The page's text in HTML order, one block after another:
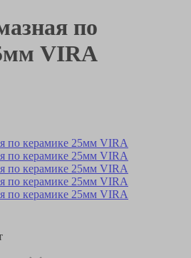
по
VIRA